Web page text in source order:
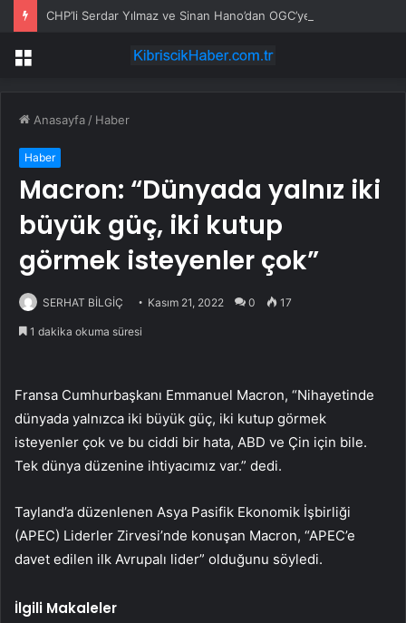
CHP’li Serdar Yılmaz ve Sinan Hano’dan OGC’ye ziyaret
Menü
Anasayfa / Haber
Haber
Macron: “Dünyada yalnız iki
büyük güç, iki kutup
görmek isteyenler çok”
SERHAT BİLGİÇ Kasım 21, 2022 0 17
1 dakika okuma süresi
Fransa Cumhurbaşkanı Emmanuel Macron, “Nihayetinde
dünyada yalnızca iki büyük güç, iki kutup görmek
isteyenler çok ve bu ciddi bir hata, ABD ve Çin için bile.
Tek dünya düzenine ihtiyacımız var.” dedi.
Tayland’a düzenlenen Asya Pasifik Ekonomik İşbirliği
(APEC) Liderler Zirvesi’nde konuşan Macron, “APEC’e
davet edilen ilk Avrupalı lider” olduğunu söyledi.
İlgili Makaleler